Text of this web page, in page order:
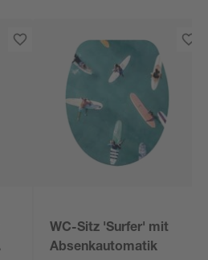
WC-Sitz 'Surfer' mit
Absenkautomatik